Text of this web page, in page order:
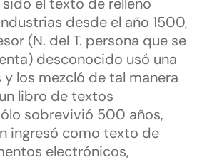
desde el año 1500,
(N. del T. persona que se
desconocido usó una
los mezcló de tal manera
libro de textos
sobrevivió 500 años,
ingresó como texto de
electrónicos,